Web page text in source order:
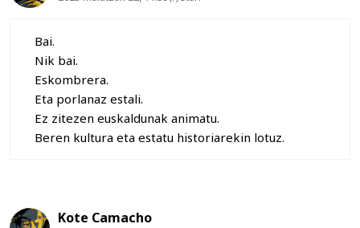
Bai.
Nik bai.
Eskombrera.
Eta porlanaz estali.
Ez zitezen euskaldunak animatu.
Beren kultura eta estatu historiarekin lotuz.
Kote Camacho